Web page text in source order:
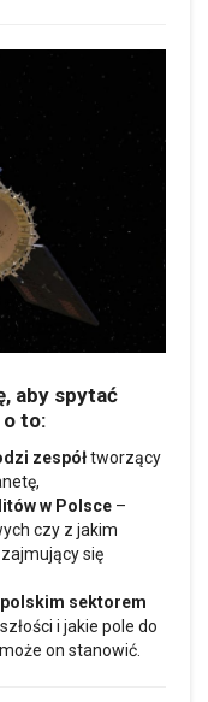
aby spytać
to:
zespółtworzący
w Polsce –
czy z jakim
się
sektorem
i jakie pole do
on stanowić.